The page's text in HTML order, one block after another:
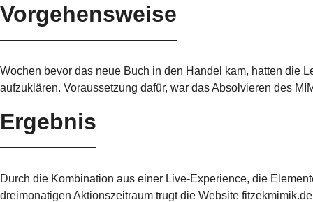
Vorgehensweise
Wochen bevor das neue Buch in den Handel kam, hatten die
aufzuklären. Voraussetzung dafür, war das Absolvieren des
Ergebnis
Durch die Kombination aus einer Live-Experience, die
dreimonatigen Aktionszeitraum trugt die Website